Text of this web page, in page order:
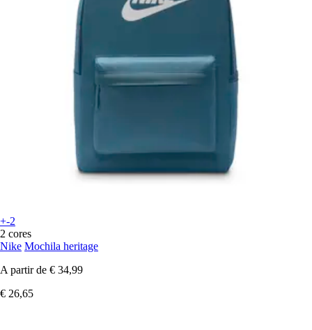
+-2
2 cores
Nike Mochila heritage
A partir de € 34,99
€ 26,65